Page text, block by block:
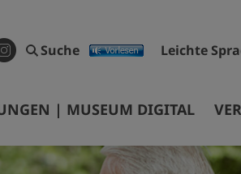
Suche Leichte
| MUSEUM DIGITAL